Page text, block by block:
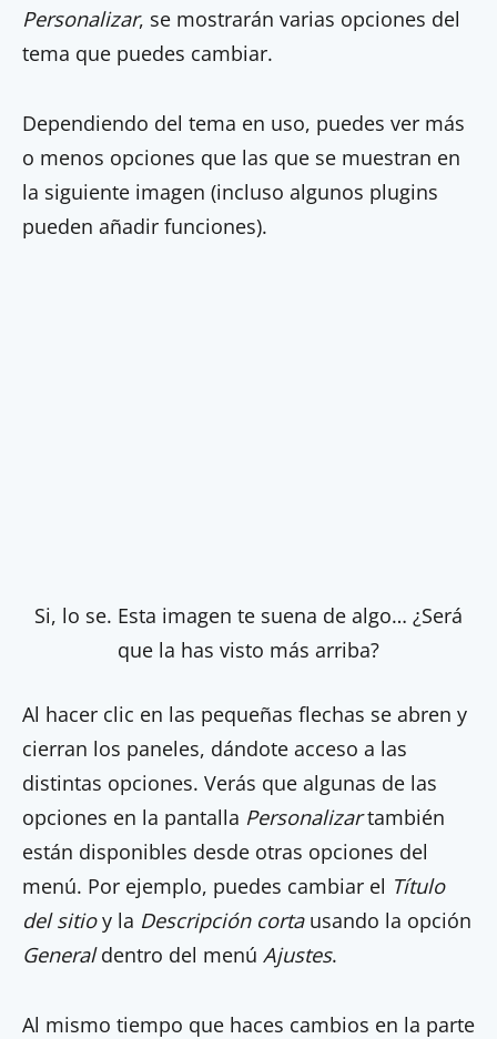
Personalizar, se mostrarán varias opciones del
tema que puedes cambiar.
Dependiendo del tema en uso, puedes ver más
o menos opciones que las que se muestran en
la siguiente imagen (incluso algunos plugins
pueden añadir funciones).
Si, lo se. Esta imagen te suena de algo… ¿Será
que la has visto más arriba?
Al hacer clic en las pequeñas flechas se abren y
cierran los paneles, dándote acceso a las
distintas opciones. Verás que algunas de las
opciones en la pantalla Personalizartambién
están disponibles desde otras opciones del
menú. Por ejemplo, puedes cambiar el Título
del sitioy la Descripción cortausando la opción
Generaldentro del menú Ajustes.
Al mismo tiempo que haces cambios en la parte